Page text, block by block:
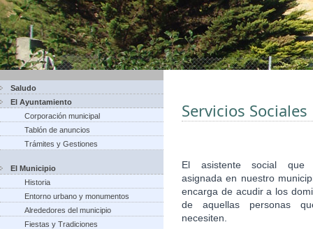
Saludo
El Ayuntamiento
Corporación municipal
Tablón de anuncios
Trámites y Gestiones
El Municipio
Historia
Entorno urbano y monumentos
Alrededores del municipio
Fiestas y Tradiciones
Servicios Sociales
El asistente social que
asignada en nuestro
encarga de acudir a los
de aquellas personas
necesiten.